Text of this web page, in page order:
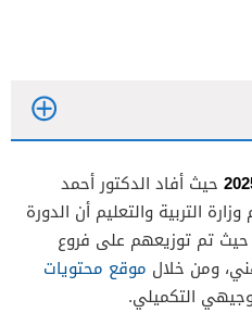
حيث أفاد الدكتور أحمد
التربية والتعليم أن الدورة
81,614 طالباً، حيث تم توزيعهم على فروع
ومن خلال موقع محتويات
التكميلي.